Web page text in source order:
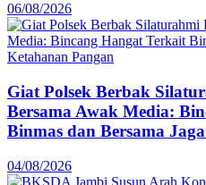
06/08/2026
Giat Polsek Berbak
Bersama Awak Media:
Binmas dan Bersama
04/08/2026